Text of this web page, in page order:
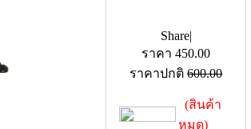
Share|
ราคา450.00
ราคาปกติ600.00
(สินค้า
หมด)